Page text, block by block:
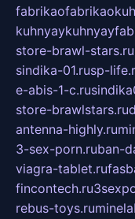
store-brawl-stars.ru
sindika-01.rusp-
e-abis-1-c.ru
store-brawlstars.ru
antenna-highly.ru
3-sex-porn.ruban-
viagra-tablet.ru
fincontech.ru
rebus-toys.ru